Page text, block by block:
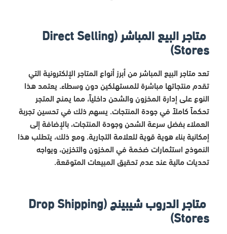
متاجر البيع المباشر (Direct Selling
Stores)
تعد متاجر البيع المباشر من أبرز أنواع المتاجر الإلكترونية التي
تقدم منتجاتها مباشرة للمستهلكين دون وسطاء. يعتمد هذا
النوع على إدارة المخزون والشحن داخلياً، مما يمنح المتجر
تحكماً كاملاً في جودة المنتجات. يسهم ذلك في تحسين تجربة
العملاء بفضل سرعة الشحن وجودة المنتجات، بالإضافة إلى
إمكانية بناء هوية قوية للعلامة التجارية. ومع ذلك، يتطلب هذا
النموذج استثمارات ضخمة في المخزون والتخزين، ويواجه
تحديات مالية عند عدم تحقيق المبيعات المتوقعة.
متاجر الدروب شيبينج (Drop Shipping
Stores)